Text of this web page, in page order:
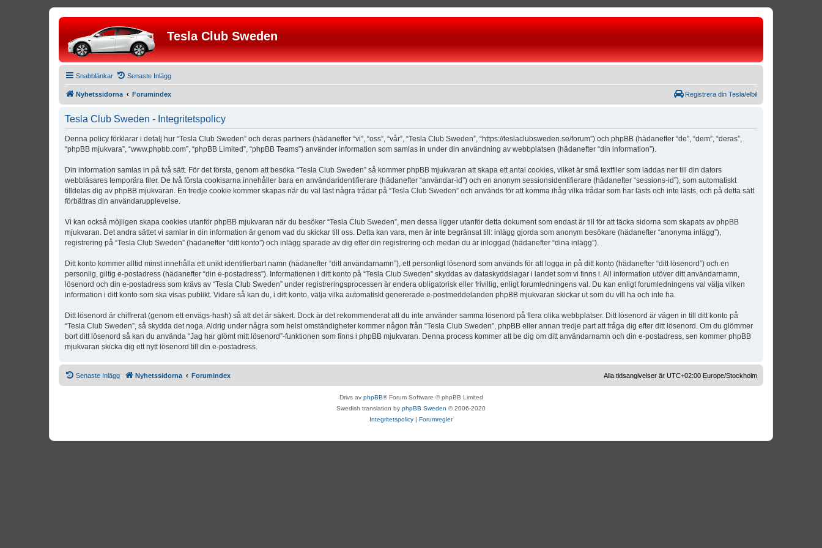
Tesla Club Sweden
Snabblänkar Senaste Inlägg
Nyhetssidorna Forumindex Registrera din Tesla/elbil
Tesla Club Sweden - Integritetspolicy
Denna policy förklarar i detalj hur “Tesla Club Sweden” och deras partners (hädanefter “vi”, “oss”, “vår”, “Tesla Club Sweden”, “https://teslaclubsweden.se/forum”) och phpBB (hädanefter “de”, “dem”, “deras”,
“phpBB mjukvara”, “www.phpbb.com”, “phpBB Limited”, “phpBB Teams”) använder information som samlas in under din användning av webbplatsen (hädanefter “din information”).
Din information samlas in på två sätt. För det första, genom att besöka “Tesla Club Sweden” så kommer phpBB mjukvaran att skapa ett antal cookies, vilket är små textfiler som laddas ner till din dators
webbläsares temporära filer. De två första cookisarna innehåller bara en användaridentifierare (hädanefter “användar-id”) och en anonym sessionsidentifierare (hädanefter “sessions-id”), som automatiskt
tilldelas dig av phpBB mjukvaran. En tredje cookie kommer skapas när du väl läst några trådar på “Tesla Club Sweden” och används för att komma ihåg vilka trådar som har lästs och inte lästs, och på detta sätt
förbättras din användarupplevelse.
Vi kan också möjligen skapa cookies utanför phpBB mjukvaran när du besöker “Tesla Club Sweden”, men dessa ligger utanför detta dokument som endast är till för att täcka sidorna som skapats av phpBB
mjukvaran. Det andra sättet vi samlar in din information är genom vad du skickar till oss. Detta kan vara, men är inte begränsat till: inlägg gjorda som anonym besökare (hädanefter “anonyma inlägg”),
registrering på “Tesla Club Sweden” (hädanefter “ditt konto”) och inlägg sparade av dig efter din registrering och medan du är inloggad (hädanefter “dina inlägg”).
Ditt konto kommer alltid minst innehålla ett unikt identifierbart namn (hädanefter “ditt användarnamn”), ett personligt lösenord som används för att logga in på ditt konto (hädanefter “ditt lösenord”) och en
personlig, giltig e-postadress (hädanefter “din e-postadress”). Informationen i ditt konto på “Tesla Club Sweden” skyddas av dataskyddslagar i landet som vi finns i. All information utöver ditt användarnamn,
lösenord och din e-postadress som krävs av “Tesla Club Sweden” under registreringsprocessen är endera obligatorisk eller frivillig, enligt forumledningens val. Du kan enligt forumledningens val välja vilken
information i ditt konto som ska visas publikt. Vidare så kan du, i ditt konto, välja vilka automatiskt genererade e-postmeddelanden phpBB mjukvaran skickar ut som du vill ha och inte ha.
Ditt lösenord är chiffrerat (genom ett envägs-hash) så att det är säkert. Dock är det rekommenderat att du inte använder samma lösenord på flera olika webbplatser. Ditt lösenord är vägen in till ditt konto på
“Tesla Club Sweden”, så skydda det noga. Aldrig under några som helst omständigheter kommer någon från “Tesla Club Sweden”, phpBB eller annan tredje part att fråga dig efter ditt lösenord. Om du glömmer
bort ditt lösenord så kan du använda “Jag har glömt mitt lösenord”-funktionen som finns i phpBB mjukvaran. Denna process kommer att be dig om ditt användarnamn och din e-postadress, sen kommer phpBB
mjukvaran skicka dig ett nytt lösenord till din e-postadress.
Senaste Inlägg Nyhetssidorna Forumindex Alla tidsangivelser är UTC+02:00 Europe/Stockholm
Drivs av phpBB® Forum Software © phpBB Limited
Swedish translation by phpBB Sweden © 2006-2020
Integritetspolicy | Forumregler